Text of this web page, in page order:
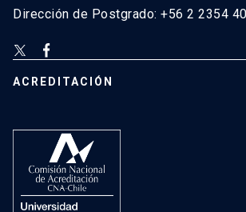
Dirección de Postgrado: +56 2 2354
ACREDITACIÓN